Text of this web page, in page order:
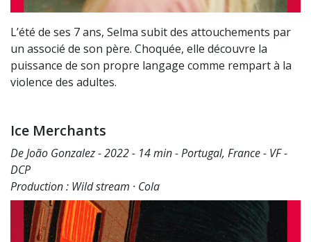
L’été de ses 7 ans, Selma subit des attouchements par
un associé de son père. Choquée, elle découvre la
puissance de son propre langage comme rempart à la
violence des adultes.
Ice Merchants
De João Gonzalez - 2022 - 14 min - Portugal, France - VF -
DCP
Production : Wild stream · Cola